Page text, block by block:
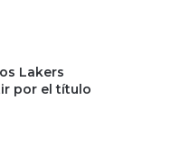
Lakers
por el título